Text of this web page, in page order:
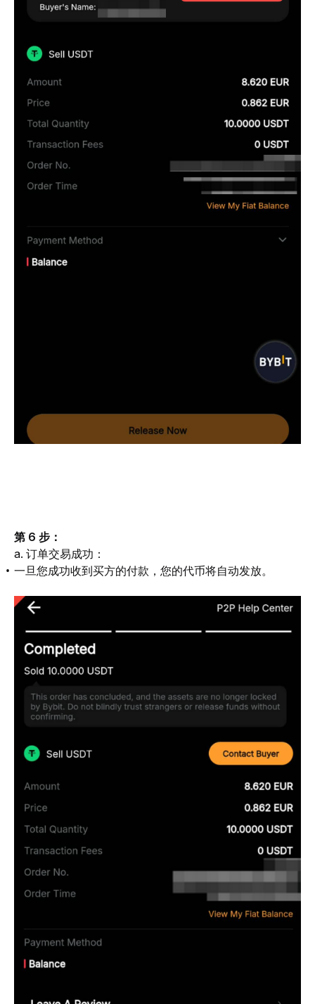
第 6 步：
a. 订单交易成功：
一旦您成功收到买方的付款，您的代币将自动发放。